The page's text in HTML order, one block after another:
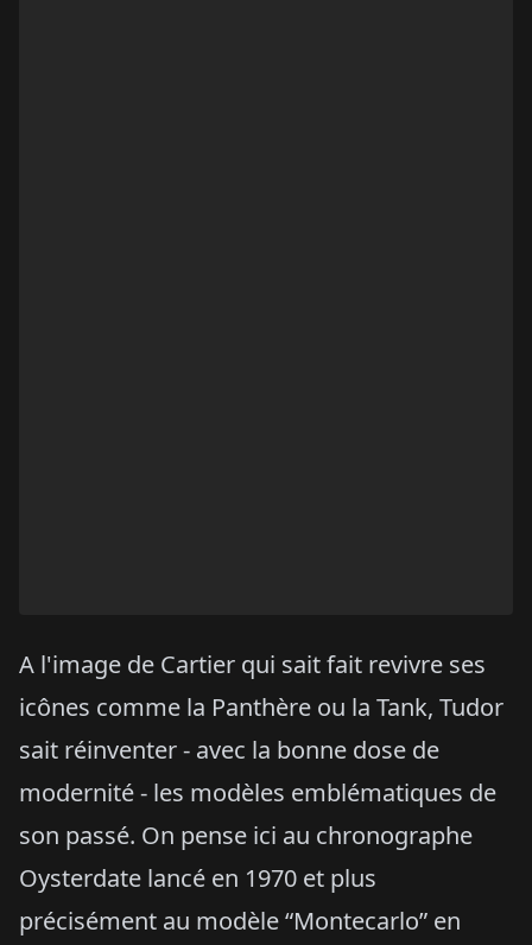
A l'image de Cartier qui sait fait revivre ses
icônes comme la Panthère ou la Tank, Tudor
sait réinventer - avec la bonne dose de
modernité - les modèles emblématiques de
son passé. On pense ici au chronographe
Oysterdate lancé en 1970 et plus
précisément au modèle “Montecarlo” en